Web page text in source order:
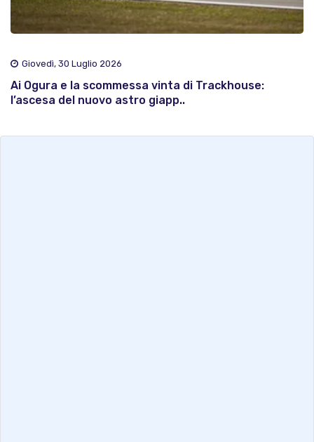
Giovedì, 30 Luglio 2026
Ai Ogura e la scommessa vinta di Trackhouse:
l’ascesa del nuovo astro giapp..